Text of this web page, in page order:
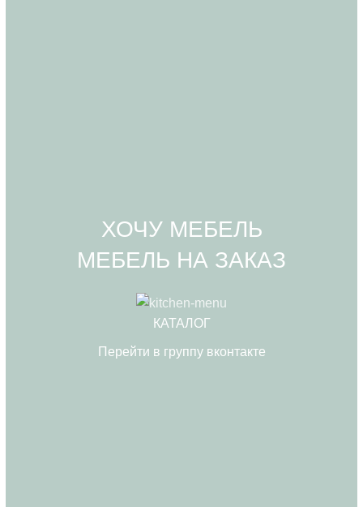
ХОЧУ МЕБЕЛЬ
МЕБЕЛЬ НА ЗАКАЗ
КАТАЛОГ
Перейти в группу вконтакте